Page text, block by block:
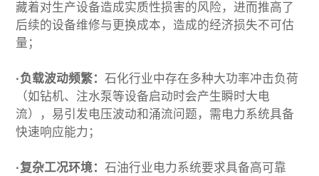
藏着对生产设备造成实质性损害的风险，进而推高了
后续的设备维修与更换成本，造成的经济损失不可估
量；
·负载波动频繁：石化行业中存在多种大功率冲击负荷
（如钻机、注水泵等设备启动时会产生瞬时大电
流），易引发电压波动和涌流问题，需电力系统具备
快速响应能力；
·复杂工况环境：石油行业电力系统要求具备高可靠